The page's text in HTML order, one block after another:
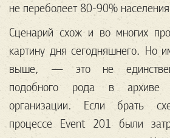
не переболеет 80-90%
Сценарий схож и во многих
картину дня сегодняшнего. Но
выше, — это не
подобного рода в архиве
организации. Если брать
процессе Event 201 были